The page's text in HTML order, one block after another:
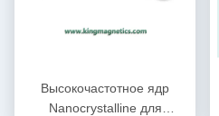
Высокочастотное ядр
Nanocrystalline для